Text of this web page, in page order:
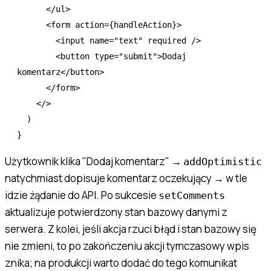
      </
ul>
      <
form action={handleAction}>
        <
input name="text" required
/>
        <
button type="submit">Dodaj
komentarz</button>
      </
form>
    </>
  )
}
Użytkownik klika "Dodaj komentarz" → addOptimistic
natychmiast dopisuje komentarz oczekujący → w tle
idzie żądanie do API. Po sukcesie setComments
aktualizuje potwierdzony stan bazowy danymi z
serwera. Z kolei, jeśli akcja rzuci błąd i stan bazowy się
nie zmieni, to po zakończeniu akcji tymczasowy wpis
znika; na produkcji warto dodać do tego komunikat